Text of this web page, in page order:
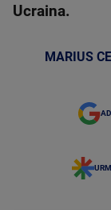
Ucraina.
MARIUS